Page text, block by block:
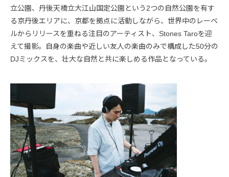
立公園、丹後天橋立大江山国定公園という2つの自然公園を有す
る京丹後エリアに、京都を拠点に活動しながら、世界中のレーベ
ルからリリースを重ねる注目のアーティスト、Stones Taroを迎
えて撮影。自身の楽曲や近しい友人の楽曲のみで構成した50分の
DJミックスを、壮大な自然と共に楽しめる作品となっている。